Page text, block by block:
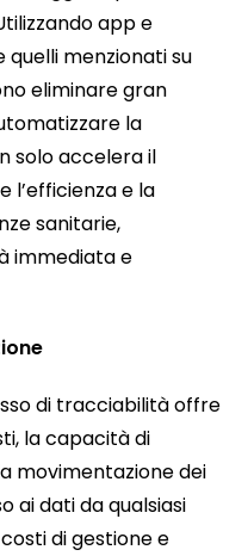
app e
menzionati su
eliminare gran
la
solo accelera il
l’efficienza e la
sanitarie,
immediata e
di tracciabilità offre
la capacità di
movimentazione dei
ai dati da qualsiasi
di gestione e